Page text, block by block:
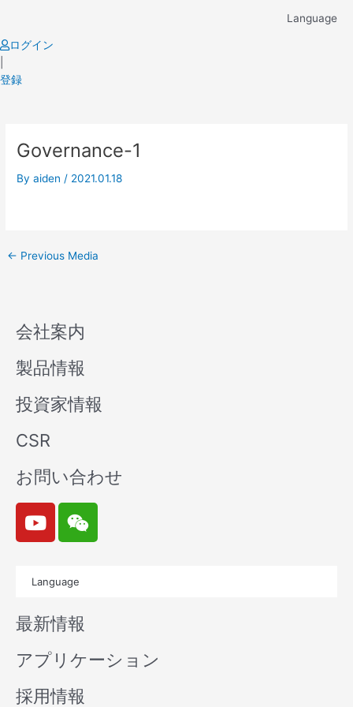
content
Language
ログイン
登録
Governance-1
Byaiden / 2021.01.18
navigation
← Previous Media
会社案内
製品情報
投資家情報
CSR
お問い合わせ
Y
o
u
b
e
W
e
i
n
Language
最新情報
アプリケーション
採用情報